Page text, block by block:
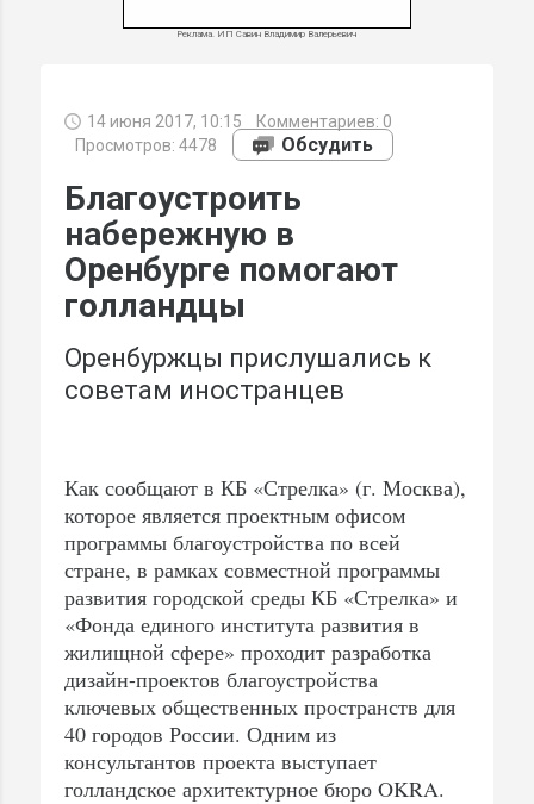
Реклама. ИП Савин Владимир Валерьевич
14 июня 2017, 10:15 Комментариев: 0
Просмотров: 4478
Обсудить
Благоустроить
набережную в
Оренбурге помогают
голландцы
Оренбуржцы прислушались к
советам иностранцев
Как сообщают в КБ «Стрелка» (г. Москва),
которое является проектным офисом
программы благоустройства по всей
стране, в рамках совместной программы
развития городской среды КБ «Стрелка» и
«Фонда единого института развития в
жилищной сфере» проходит разработка
дизайн-проектов благоустройства
ключевых общественных пространств для
40 городов России. Одним из
консультантов проекта выступает
голландское архитектурное бюро OKRA.